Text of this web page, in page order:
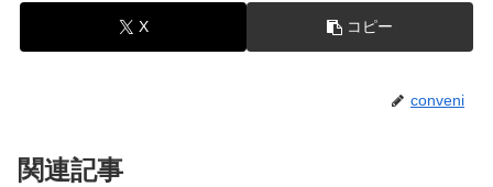
X コピー
conveni
関連記事